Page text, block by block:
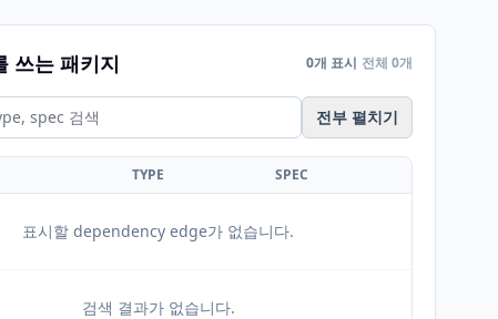
쓰는 패키지 0개 표시 전체 0개
전부 펼치기
TYPE SPEC
표시할 dependency edge가 없습니다.
검색 결과가 없습니다.